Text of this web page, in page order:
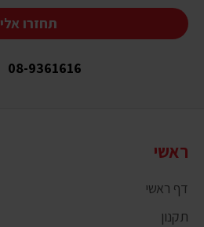
תחזרו אלי
08-9361616
ראשי
דף ראשי
תקנון